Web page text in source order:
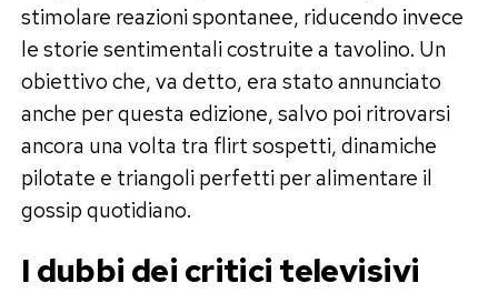
stimolare reazioni spontanee, riducendo invece
le storie sentimentali costruite a tavolino. Un
obiettivo che, va detto, era stato annunciato
anche per questa edizione, salvo poi ritrovarsi
ancora una volta tra flirt sospetti, dinamiche
pilotate e triangoli perfetti per alimentare il
gossip quotidiano.
I dubbi dei critici televisivi